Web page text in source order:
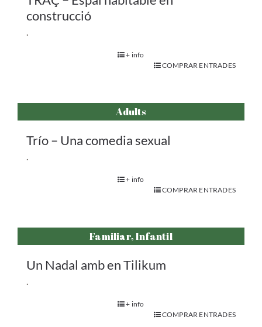
construcció
.
+ info
COMPRAR ENTRADES
Adults
Trío – Una comedia sexual
.
+ info
COMPRAR ENTRADES
Familiar, Infantil
Un Nadal amb en Tilikum
.
+ info
COMPRAR ENTRADES